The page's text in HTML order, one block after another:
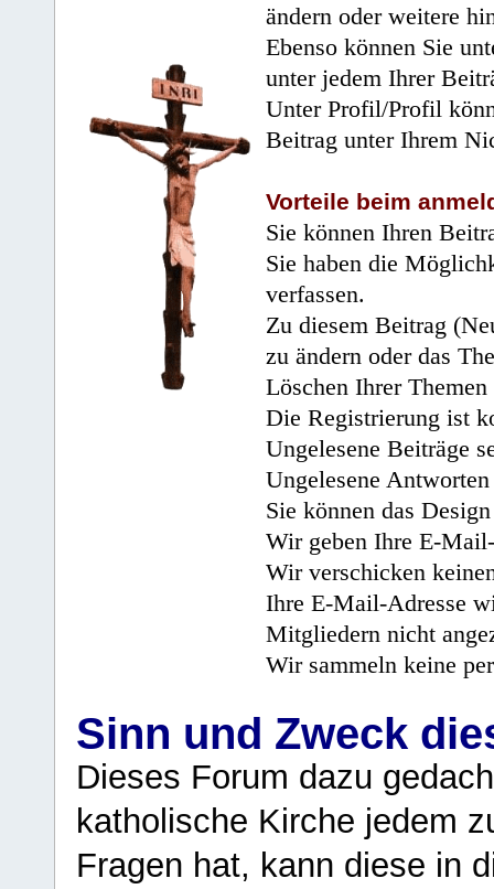
ändern oder weitere
Ebenso können Sie
unter jedem Ihrer
Unter Profil/Profil
Beitrag unter Ihrem
Vorteile beim
Sie können Ihren
Sie haben die
verfassen.
Zu diesem Beitrag
zu ändern oder das
Löschen Ihrer
Die Registrierung ist
Ungelesene Beiträge
Ungelesene
Sie können das
Wir geben Ihre E-
Wir verschicken
Ihre E-Mail-Adresse
Mitgliedern nicht
Wir sammeln keine
Sinn und Zweck
Dieses Forum dazu
katholische Kirche jedem
Fragen hat, kann diese in